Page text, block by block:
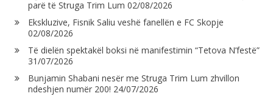
parë të Struga Trim Lum 02/08/2026
Ekskluzive, Fisnik Saliu veshë fanellën e FC Skopje
02/08/2026
Të dielën spektakël boksi në manifestimin “Tetova N’festë”
31/07/2026
Bunjamin Shabani nesër me Struga Trim Lum zhvillon
ndeshjen numër 200! 24/07/2026